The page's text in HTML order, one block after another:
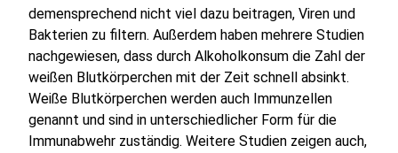
demensprechend nicht viel dazu beitragen, Viren und
Bakterien zu filtern. Außerdem haben mehrere Studien
nachgewiesen, dass durch Alkoholkonsum die Zahl der
weißen Blutkörperchen mit der Zeit schnell absinkt.
Weiße Blutkörperchen werden auch Immunzellen
genannt und sind in unterschiedlicher Form für die
Immunabwehr zuständig. Weitere Studien zeigen auch,